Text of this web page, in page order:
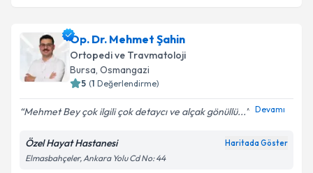
Op. Dr. Mehmet Şahin
Ortopedi ve Travmatoloji
Bursa, Osmangazi
5 (1 Değerlendirme)
Mehmet Bey çok ilgili çok detaycı ve alçak gönüllü... Devamı
Özel Hayat Hastanesi Haritada Göster
Elmasbahçeler, Ankara Yolu Cd No: 44